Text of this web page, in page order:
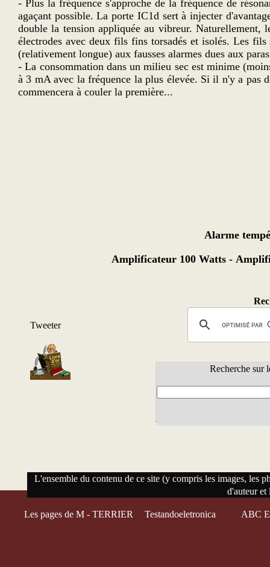
- Plus la fréquence s'approche de la fréquence de
agaçant possible. La porte IC1d sert à injecter
double la tension appliquée au vibreur.
électrodes avec deux fils fins torsadés et isolés. Les
(relativement longue) aux fausses alarmes dues aux
- La consommation dans un milieu sec est minime
à 3 mA avec la fréquence la plus élevée. Si il n'y a pas
commencera à couler la première...
Alarme
Amplificateur 100 Watts-
Tweeter
Recherche sur
L'ensemble du contenu de ce site (y compris les images, les
d'auteur et
Les pages de M - TERRIER Testandoeletronica ABC